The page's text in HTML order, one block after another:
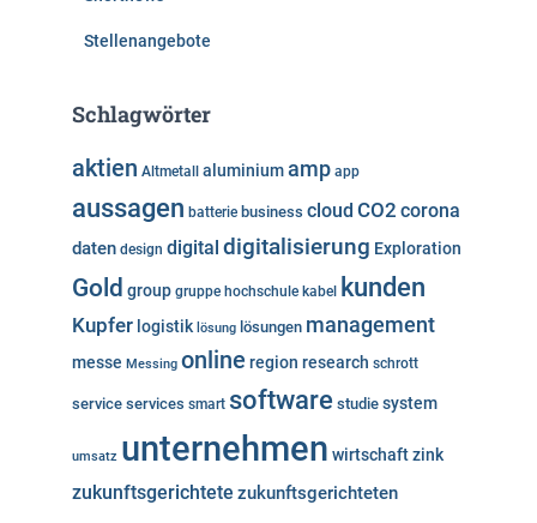
Stellenangebote
Schlagwörter
aktien Altmetall aluminiumamp app
aussagen batterie business cloud CO2 corona
daten design digital digitalisierung Exploration
Gold group gruppe hochschule kabel kunden
Kupfer logistik lösung lösungen management
messe Messing online region research schrott
service services smart software studie system
umsatz unternehmen wirtschaftzink
zukunftsgerichtete zukunftsgerichteten